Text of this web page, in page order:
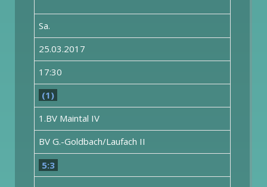
Sa.
25.03.2017
17:30
(1)
1.BV Maintal IV
BV G.-Goldbach/Laufach II
5:3